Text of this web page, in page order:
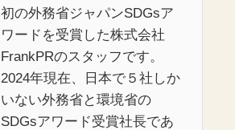
初の外務省ジャパンSDGsア
ワードを受賞した株式会社
FrankPRのスタッフです。
2024年現在、日本で５社しか
いない外務省と環境省の
SDGsアワード受賞社長であ